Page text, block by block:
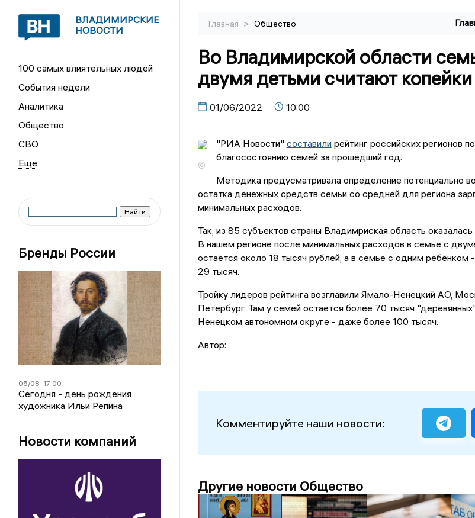
ВЛАДИМИРСКИЕ
НОВОСТИ
100 самых влиятельных людей
События недели
Аналитика
Общество
СВО
Бренды России
05/08 17:00
Сегодня - день рождения
художника Ильи Репина
Новости компаний
Главная > Общество
Во Владимирской области
двумя детьми считают копейки
01/06/2022 10:00
©
"РИА Новости" составилирейтинг российских регионов по
благосостоянию семей за прошедший год.
Методика предусматривала определение потенциально
остатка денежных средств семьи со средней для региона
минимальных расходов.
Так, из 85 субъектов страны Владимриская область
В нашем регионе после минимальных расходов в семье с
остаётся около 18 тысяч рублей, а в семье с одним ребёнком
29 тысяч.
Тройку лидеров рейтинга возглавили Ямало-Ненецкий АО,
Петербург. Там у семей остается более 70 тысяч
Ненецком автономном округе - даже более 100 тысяч.
Автор:
Комментируйте наши новости:
Другие новости Общество